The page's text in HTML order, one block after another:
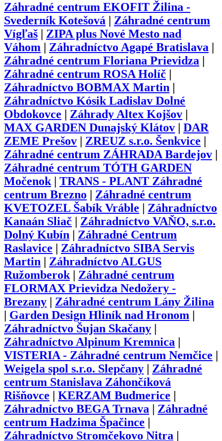
Záhradné centrum EKOFIT Žilina -
Svederník Kotešová
Záhradné centrum
Vígľaš
ZIPA plus Nové Mesto nad
Váhom
Záhradníctvo Agapé Bratislava
Záhradné centrum Floriana Prievidza
Záhradné centrum ROSA Holíč
Záhradníctvo BOBMAX Martin
Záhradníctvo Kósik Ladislav Dolné
Obdokovce
Záhrady Altex Kojšov
MAX GARDEN Dunajský Klátov
DAR
ZEME Prešov
ZREUZ s.r.o. Šenkvice
Záhradné centrum ZÁHRADA Bardejov
Záhradné centrum TÓTH GARDEN
Močenok| TRANS - PLANT Záhradné
centrum Brezno
Záhradné centrum
KVETOZEL Šabík Vráble
Záhradníctvo
Kanaán Sliač
Záhradníctvo VAŇO, s.r.o.
Dolný Kubín
Záhradné Centrum
Raslavice
Záhradníctvo SIBA Servis
Martin
Záhradníctvo ALGUS
Ružomberok| Záhradné centrum
FLORMAX Prievidza Nedožery -
Brezany
Záhradné centrum Lány Žilina
Garden Design Hliník nad Hronom
Záhradníctvo Šujan Skačany
Záhradníctvo Alpinum Kremnica
VISTERIA - Záhradné centrum Nemčice
Weigela spol s.r.o. Slepčany
Záhradné
centrum Stanislava Záhončíková
Rišňovce
KERZAM Budmerice
Záhradníctvo BEGA Trnava
Záhradné
centrum Hadzima Špačince
Záhradníctvo Stromčekovo Nitra